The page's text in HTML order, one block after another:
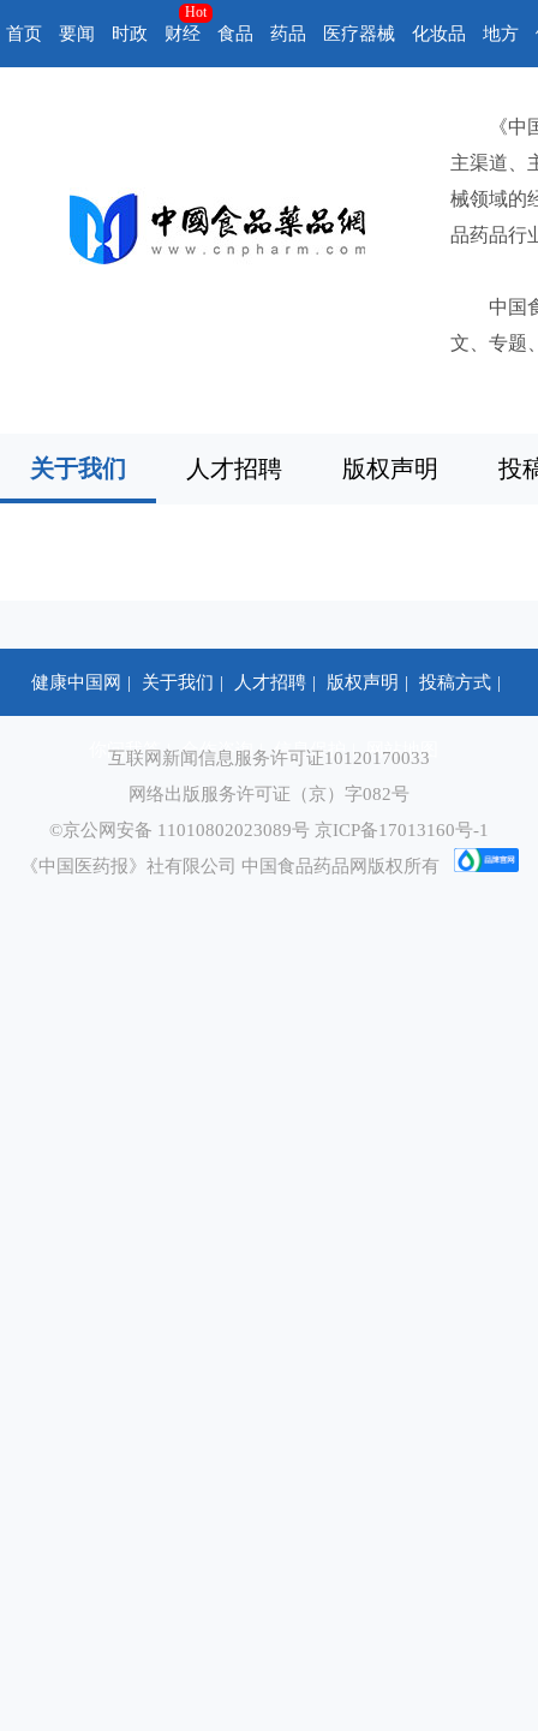
首页 要闻 时政 财经
Hot
食品 药品 医疗器械 化妆品 地方
《
主渠道、
械领域的
品药品行
中国
文、专题
关于我们 人才招聘 版权声明 投
健康中国网 关于我们 人才招聘 版权声明 投稿方式
你问我答 合作咨询 信息保护 网站地图
互联网新闻信息服务许可证10120170033
网络出版服务许可证（京）字082号
©京公网安备 11010802023089号 京ICP备17013160号-1
《中国医药报》社有限公司 中国食品药品网版权所有